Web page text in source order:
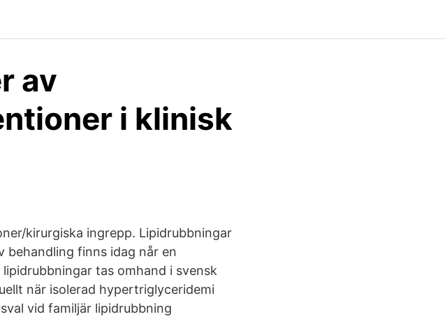
av
i klinisk
kirurgiska ingrepp. Lipidrubbningar
behandling finns idag når en
tas omhand i svensk
när isolerad hypertriglyceridemi
vid familjär lipidrubbning